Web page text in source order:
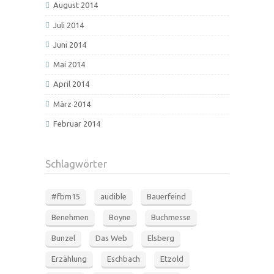
August 2014
Juli 2014
Juni 2014
Mai 2014
April 2014
März 2014
Februar 2014
Schlagwörter
#fbm15 audible Bauerfeind
Benehmen Boyne Buchmesse
Bunzel Das Web Elsberg
Erzählung Eschbach Etzold